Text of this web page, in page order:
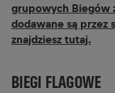
grupowych Biegów
dodawane są przez
znajdziesz tutaj.
BIEGI FLAGOWE